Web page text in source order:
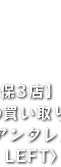
保3
い取
ンタ
LEFT